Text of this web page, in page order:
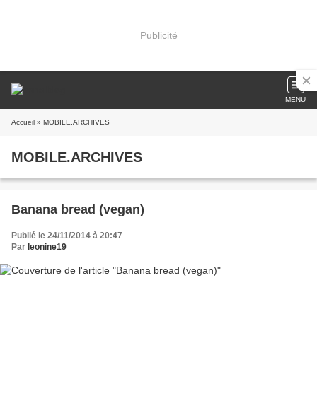
Publicité
MENU
Accueil » MOBILE.ARCHIVES
MOBILE.ARCHIVES
Banana bread (vegan)
Publié le 24/11/2014 à 20:47
Par leonine19